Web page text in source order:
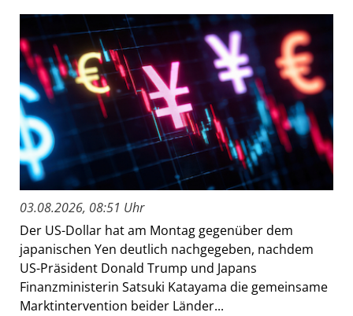
03.08.2026, 08:51 Uhr
Der US-Dollar hat am Montag gegenüber dem
japanischen Yen deutlich nachgegeben, nachdem
US-Präsident Donald Trump und Japans
Finanzministerin Satsuki Katayama die gemeinsame
Marktintervention beider Länder...